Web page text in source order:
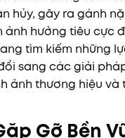
hủy, gây ra gánh
hưởng tiêu cực
tìm kiếm những
sang các giải
ảnh thương hiệu và
Gỡ Bền